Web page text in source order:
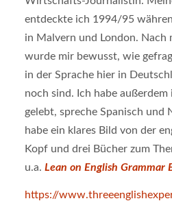
entdeckte ich 1994/95
in Malvern und London. Nach
wurde mir bewusst, wie
in der Sprache hier in
noch sind. Ich habe
gelebt, spreche Spanisch und
habe ein klares Bild von der
Kopf und drei Bücher zum
u.a. Lean on English Grammar
https://